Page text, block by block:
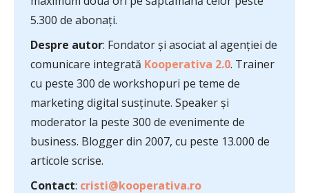
5.300 de abonați.
Despre autor: Fondator și asociat al agenției de
comunicare integrată Kooperativa 2.0. Trainer
cu peste 300 de workshopuri pe teme de
marketing digital susținute. Speaker și
moderator la peste 300 de evenimente de
business. Blogger din 2007, cu peste 13.000 de
articole scrise.
Contact: cristi@kooperativa.ro